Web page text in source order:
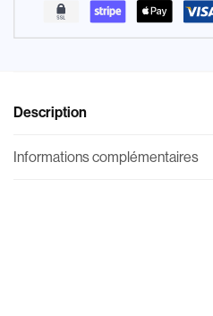
Description
Informations complémentaires